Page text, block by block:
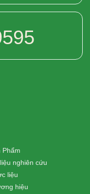
Phẩm
nghiên cứu
liệu
hiệu